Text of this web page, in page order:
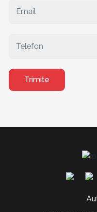
Trimite